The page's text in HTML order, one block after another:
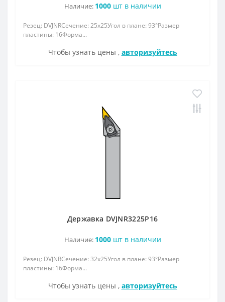
Наличие: 1000шт в наличии
Резец: DVJNRСечение: 25x25Угол в плане: 93°Размер
пластины: 16Форма...
Чтобы узнать цены , авторизуйтесь
Державка DVJNR3225Р16
Наличие: 1000шт в наличии
Резец: DVJNRСечение: 32x25Угол в плане: 93°Размер
пластины: 16Форма...
Чтобы узнать цены , авторизуйтесь